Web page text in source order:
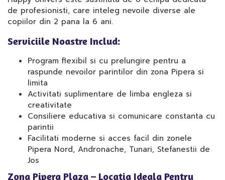
de profesionisti, care inteleg nevoile diverse ale
copiilor din 2 pana la 6 ani.
Serviciile Noastre Includ:
Program flexibil si cu prelungire pentru a
raspunde nevoilor parintilor din zona Pipera si
limita
Activitati suplimentare de limba engleza si
creativitate
Consiliere educativa si comunicare constanta cu
parintii
Facilitati moderne si acces facil din zonele
Pipera Nord, Andronache, Tunari, Stefanestii de
Jos
Zona Pipera Plaza – Locatia Ideala Pentru